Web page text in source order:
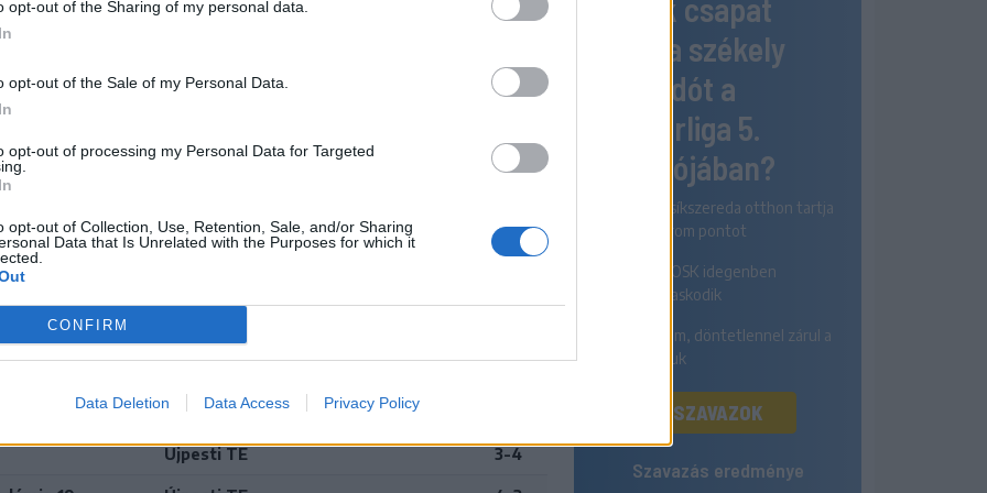
opt-out of the Sharing of my personal data.
opt-out of the Sale of my Personal Data.
opt-out of processing my Personal Data for Targeted
opt-out of Collection, Use, Retention, Sale, and/or Sharing
Data that Is Unrelated with the Purposes for which it
CONFIRM
Data Deletion Data Access Privacy Policy
Újpesti TE 2-2
Fehérvár Hockey Akadémia 19
Csíkszeredai Sportklub
DVTK Jegesmedvék
Újpesti TE 3-4
Melyik csapat
nyeri a székely
rangadót a
Szuperliga 5.
fordulójában?
Az FK Csíkszereda otthon tartja
mindhárom pontot
A Sepsi OSK idegenben
diadalmaskodik
Egyik sem, döntetlennel zárul a
párharcuk
SZAVAZOK
Szavazás eredménye